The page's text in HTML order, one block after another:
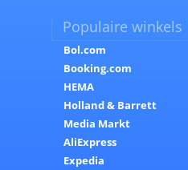
Populaire winkels
Bol.com
Booking.com
HEMA
Holland & Barrett
Media Markt
AliExpress
Expedia